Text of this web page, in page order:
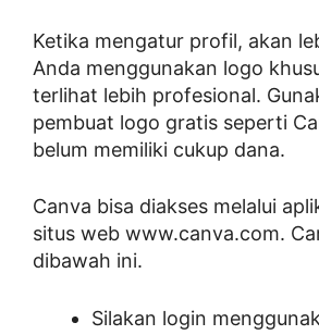
Ketika mengatur profil, akan
Anda menggunakan logo
terlihat lebih profesional.
pembuat logo gratis seperti
belum memiliki cukup dana.
Canva bisa diakses melalui
situs web www.canva.com.
dibawah ini.
Silakan login